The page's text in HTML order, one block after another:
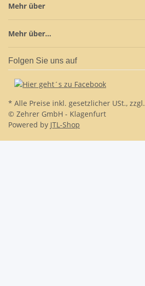
Mehr über
Mehr über...
Folgen Sie uns auf
* Alle Preise inkl. gesetzlicher USt., zzgl.
© Zehrer GmbH - Klagenfurt
Powered by JTL-Shop